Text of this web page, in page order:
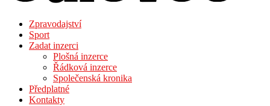
Zpravodajství
Sport
Zadat inzerci
Plošná inzerce
Řádková inzerce
Společenská kronika
Předplatné
Kontakty